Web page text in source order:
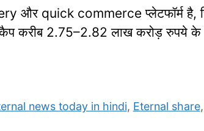
और quick commerce प्लेटफॉर्म है,
करीब 2.75–2.82 लाख करोड़ रुपये के
news today in hindi, Eternal share,